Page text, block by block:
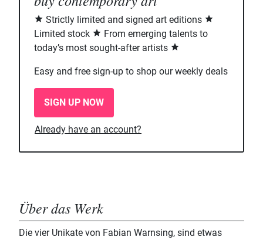
Strictly limited and signed art editions
Limited stock
From emerging talents to
today’s most sought-after artists
Easy and free sign-up to shop our weekly deals
SIGN UP NOW
Already have an account?
Über das Werk
Die vier Unikate von Fabian Warnsing, sind etwas